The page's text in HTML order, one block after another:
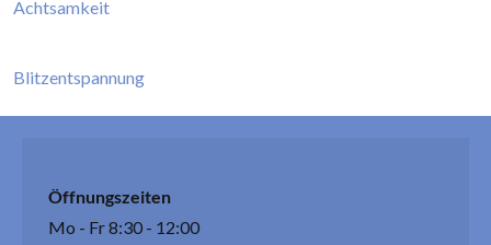
Achtsamkeit
Blitzentspannung
Öffnungszeiten
Mo - Fr 8:30 - 12:00